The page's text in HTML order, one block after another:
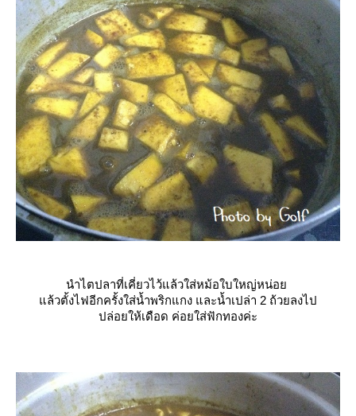
นำไตปลาที่เคี่ยวไว้แล้วใส่หม้อใบใหญ่หน่อ
ล้วตั้งไฟอีกครั้งใส่น้ำพริกแกง และน้ำเปล่า 2 ถ้วยลงไป
ปล่อยให้เดือด ค่อยใส่ฟักทองค่ะ